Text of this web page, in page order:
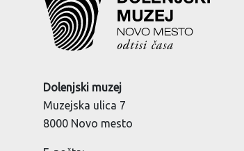
Dolenjski muzej
Muzejska ulica 7
8000 Novo mesto